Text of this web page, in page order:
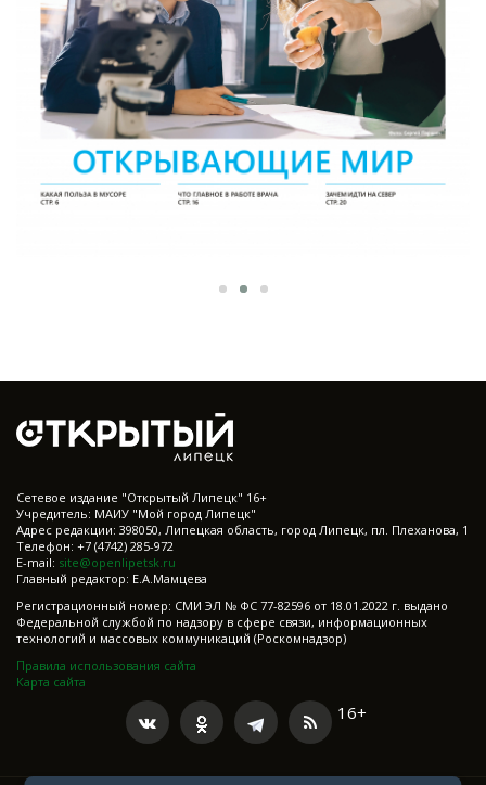
Cетевое издание "Открытый Липецк" 16+
Учредитель: МАИУ "Мой город Липецк"
Адрес редакции: 398050, Липецкая область, город Липецк, пл. Плеханова, 1
Телефон: +7 (4742) 285-972
E-mail: site@openlipetsk.ru
Главный редактор: Е.А.Мамцева
Регистрационный номер: СМИ ЭЛ № ФС 77-82596 от 18.01.2022 г. выдано
Федеральной службой по надзору в сфере связи, информационных
технологий и массовых коммуникаций (Роскомнадзор)
Правила использования сайта
Карта сайта
16+